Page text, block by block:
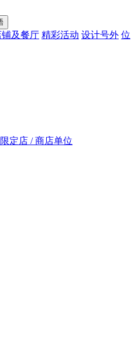
及餐厅 精彩活动 设计号外 位
定店 / 商店单位